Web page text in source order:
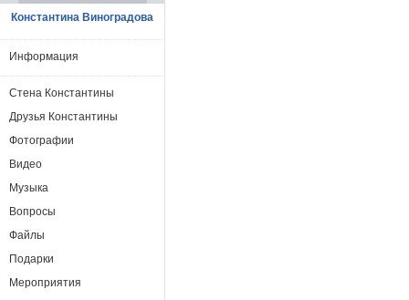
Константина Виноградова
Информация
Стена Константины
Друзья Константины
Фотографии
Видео
Музыка
Вопросы
Файлы
Подарки
Мероприятия